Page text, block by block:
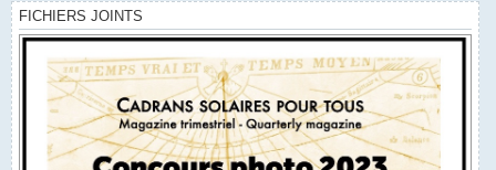
FICHIERS JOINTS